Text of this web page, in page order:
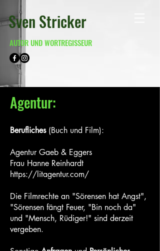
Sven Stricker
AUTOR UND WORTREGISSEUR
Agentur:
Berufliches (Buch und Film):
Agentur Gaeb & Eggers
Frau Hanne Reinhardt
https://litagentur.com/
Die Filmrechte an "Sörensen hat Angst",
"Sörensen fängt Feuer, "Bin noch da"
und "Mensch, Rüdiger!" sind derzeit
vergeben.